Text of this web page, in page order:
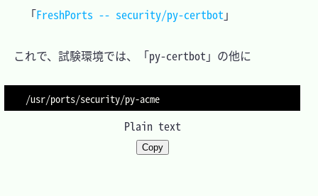
「FreshPorts -- security/py-certbot
これで、試験環境では、「py-certbot」の他に
Plain text
Copy